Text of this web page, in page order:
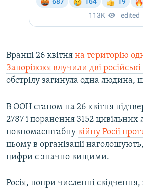
Вранці 26 квітня на територію
Запоріжжя влучили дві
обстрілу загинула одна людина,
В ООН станом на 26 квітня
2787 і поранення 3152 цивільних
повномасштабну війну Росії
цьому в організації
цифри є значно вищими.
Росія, попри численні